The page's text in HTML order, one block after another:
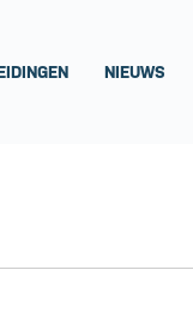
NIEUWS